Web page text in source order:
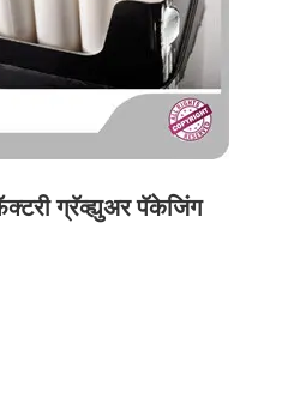
ग्रॅव्ह्युअर पॅकेजिंग